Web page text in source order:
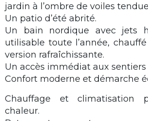
jardin à l’ombre de voiles
Un patio d’été abrité.
Un bain nordique avec jets
utilisable toute l’année,
version rafraîchissante.
Un accès immédiat aux sentiers
Confort moderne et démarche
Chauffage et climatisation
chaleur.